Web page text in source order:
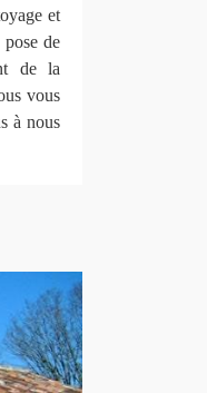
et
de
de la
vous
à nous